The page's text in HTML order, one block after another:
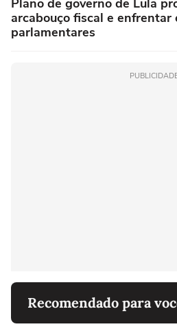
Plano de governo de Lula
arcabouço fiscal e enfrentar
parlamentares
Recomendado para